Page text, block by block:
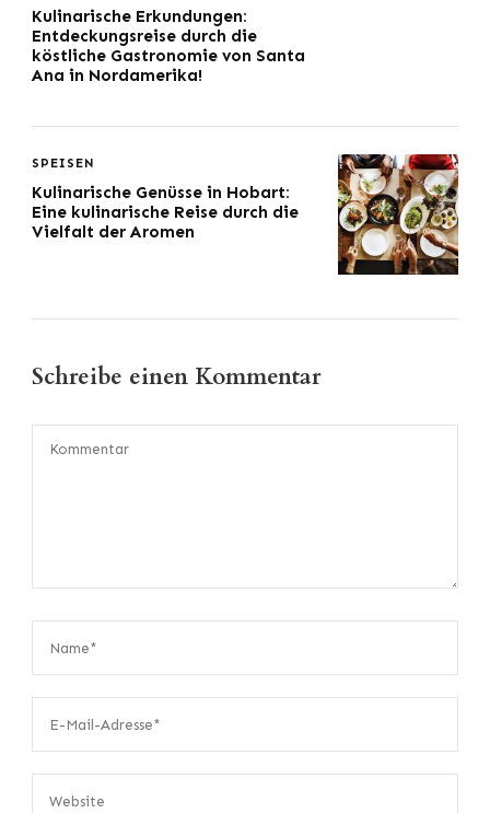
Kulinarische Erkundungen:
Entdeckungsreise durch die
köstliche Gastronomie von Santa
Ana in Nordamerika!
SPEISEN
Kulinarische Genüsse in Hobart:
Eine kulinarische Reise durch die
Vielfalt der Aromen
Schreibe einen Kommentar